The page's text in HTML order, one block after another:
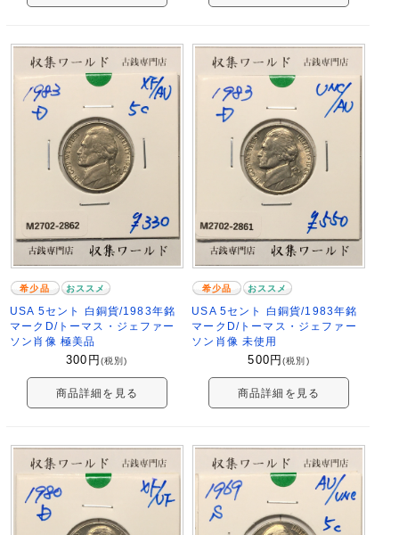
希少品 おススメ
USA 5セント 白銅貨/1983年銘
マークD/トーマス・ジェファー
ソン肖像 極美品
300 円 (税別)
商品詳細を見る
希少品 おススメ
USA 5セント 白銅貨/1983年銘
マークD/トーマス・ジェファー
ソン肖像 未使用
500 円(税別)
商品詳細を見る